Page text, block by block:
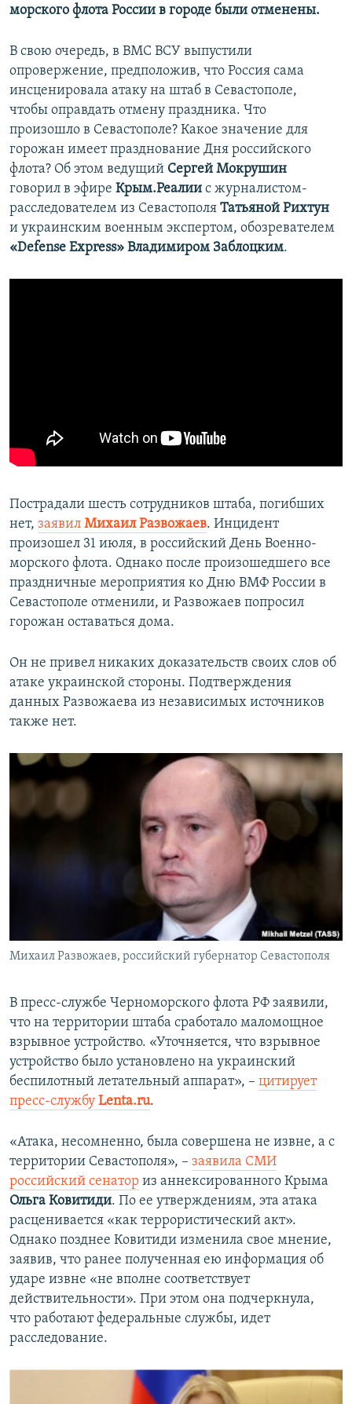
морского флота России в городе были отменены.
В свою очередь, в ВМС ВСУ выпустили
опровержение, предположив, что Россия сама
инсценировала атаку на штаб в Севастополе,
чтобы оправдать отмену праздника. Что
произошло в Севастополе? Какое значение для
горожан имеет празднование Дня российского
флота? Об этом ведущий Сергей Мокрушин
говорил в эфире Крым.Реалии с журналистом-
расследователем из Севастополя Татьяной Рихтун
и украинским военным экспертом, обозревателем
«Defense Express» Владимиром Заблоцким.
Пострадали шесть сотрудников штаба, погибших
нет, заявил Михаил Развожаев. Инцидент
произошел 31 июля, в российский День Военно-
морского флота. Однако после произошедшего все
праздничные мероприятия ко Дню ВМФ России в
Севастополе отменили, и Развожаев попросил
горожан оставаться дома.
Он не привел никаких доказательств своих слов об
атаке украинской стороны. Подтверждения
данных Развожаева из независимых источников
также нет.
Михаил Развожаев, российский губернатор Севастополя
В пресс-службе Черноморского флота РФ заявили,
что на территории штаба сработало маломощное
взрывное устройство. «Уточняется, что взрывное
устройство было установлено на украинский
беспилотный летательный аппарат», – цитирует
пресс-службу Lenta.ru.
«Атака, несомненно, была совершена не извне, а с
территории Севастополя», – заявила СМИ
российский сенатор из аннексированного Крыма
Ольга Ковитиди. По ее утверждениям, эта атака
расценивается «как террористический акт».
Однако позднее Ковитиди изменила свое мнение,
заявив, что ранее полученная ею информация об
ударе извне «не вполне соответствует
действительности». При этом она подчеркнула,
что работают федеральные службы, идет
расследование.